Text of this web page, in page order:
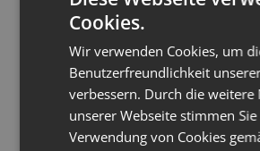
dieses schöne Set gegönnt.
Es beinhaltet insgesamt 12
einen schönen Stoffbeutel
Trageschlaufen und ein
Binden sammeln und dann
Cookies.
Wir verwenden Cookies, um
Benutzerfreundlichkeit
verbessern. Durch die weitere
unserer Webseite stimmen
Verwendung von Cookies